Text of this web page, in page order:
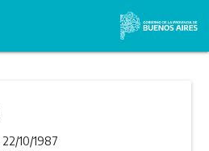
22/10/1987